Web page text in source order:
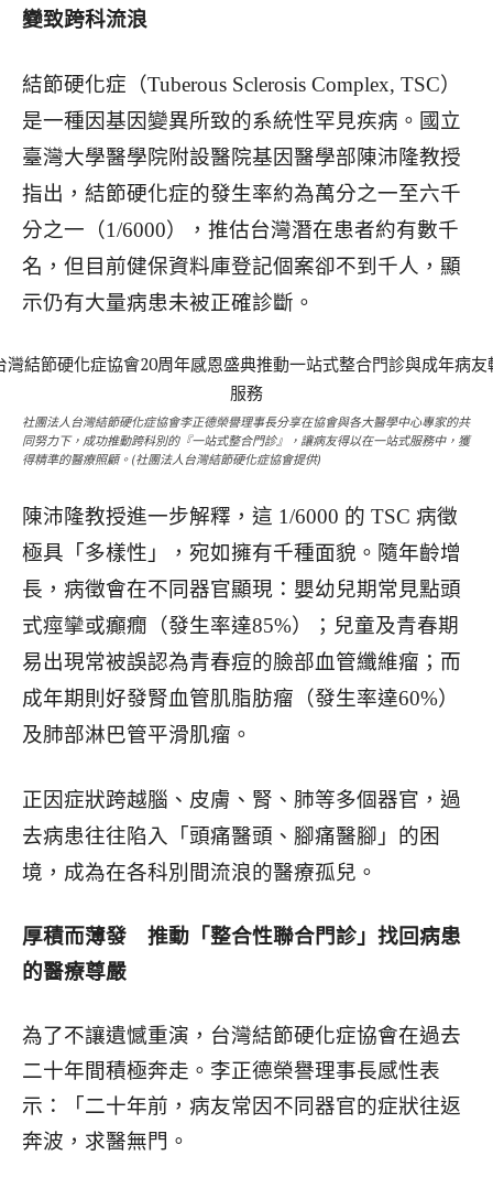
變致跨科流浪
結節硬化症（Tuberous Sclerosis Complex, TSC）
是一種因基因變異所致的系統性罕見疾病。國立
臺灣大學醫學院附設醫院基因醫學部陳沛隆教授
指出，結節硬化症的發生率約為萬分之一至六千
分之一 （1/6000），推估台灣潛在患者約有數千
名，但目前健保資料庫登記個案卻不到千人，顯
示仍有大量病患未被正確診斷。
社團法人台灣結節硬化症協會李正德榮譽理事長分享在協會與各大醫學中心專家的共
同努力下，成功推動跨科別的『一站式整合門診』，讓病友得以在一站式服務中，獲
得精準的醫療照顧。(社團法人台灣結節硬化症協會提供)
陳沛隆教授進一步解釋，這 1/6000 的 TSC 病徵
極具「多樣性」，宛如擁有千種面貌。隨年齡增
長， 病徵會在不同器官顯現：嬰幼兒期常見點頭
式痙攣或癲癇（發生率達85%）；兒童及青春期
易出現常被誤認為青春痘的臉部血管纖維瘤；而
成年期則好發腎血管肌脂肪瘤（發生率達60%）
及肺部淋巴管平滑肌瘤。
正因症狀跨越腦、皮膚、腎、肺等多個器官，過
去病患往往陷入「頭痛醫頭、腳痛醫腳」的困
境，成為在各科別間流浪的醫療孤兒。
厚積而薄發 推動「整合性聯合門診」找回病患
的醫療尊嚴
為了不讓遺憾重演，台灣結節硬化症協會在過去
二十年間積極奔走。李正德榮譽理事長感性表
示：「二十年前，病友常因不同器官的症狀往返
奔波，求醫無門。